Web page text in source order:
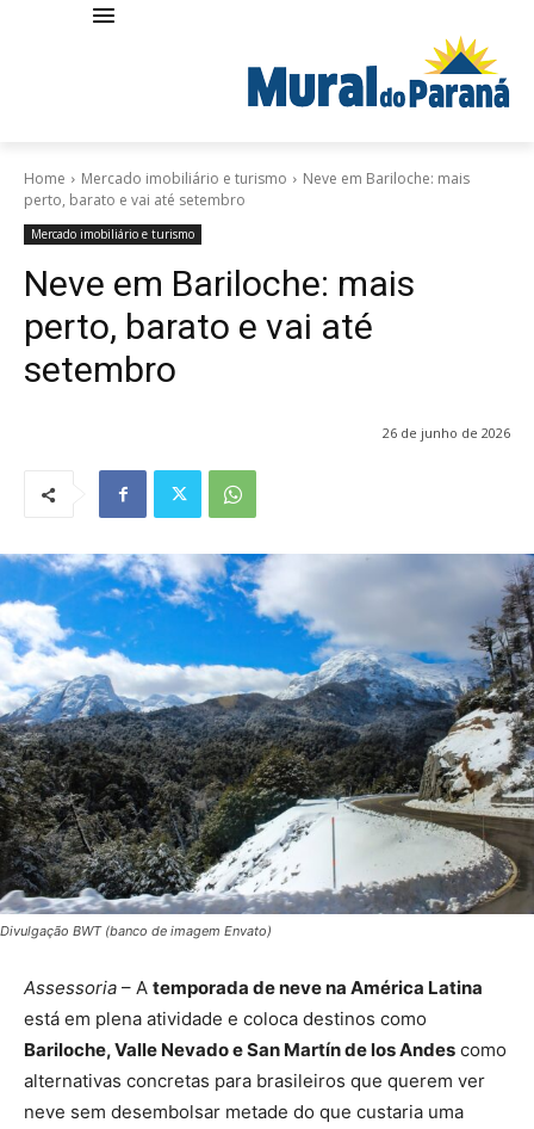
Home Mercado imobiliário e turismo
Neve em Bariloche: mais
perto, barato e vai até setembro
Mercado imobiliário e turismo
Neve em Bariloche: mais
perto, barato e vai até
setembro
26 de junho de 2026
Divulgação BWT (banco de imagem Envato)
Assessoria – A temporada de neve na América Latina
está em plena atividade e coloca destinos como
Bariloche, Valle Nevado e San Martín de los Andes como
alternativas concretas para brasileiros que querem ver
neve sem desembolsar metade do que custaria uma